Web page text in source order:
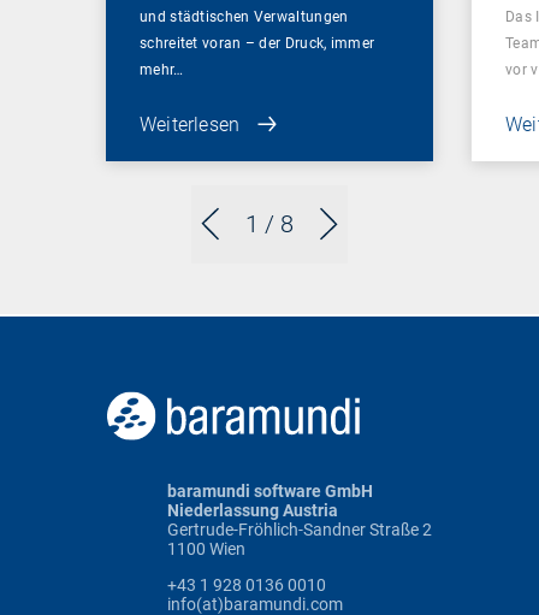
1 / 8
und städtischen Verwaltungen
schreitet voran – der Druck, immer
mehr…
Weiterlesen
Das
vor
baramundi software GmbH
Niederlassung Austria
Gertrude-Fröhlich-Sandner Straße 2
1100 Wien
+43 1 928 0136 0010
info(at)baramundi.com